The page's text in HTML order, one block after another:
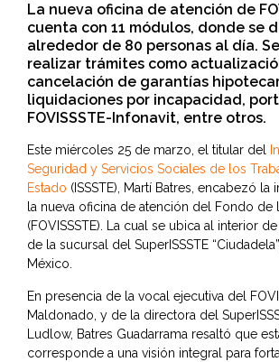
La nueva oficina de atención de
cuenta con 11 módulos, donde se
alrededor de 80 personas al día.
realizar trámites como
cancelación de garantías
liquidaciones por incapacidad,
FOVISSSTE-Infonavit, entre otros.
Este miércoles 25 de marzo, el titular del
Seguridad y Servicios Sociales de los
Estado (ISSSTE), Martí Batres, encabezó la
la nueva oficina de atención del Fondo de
(FOVISSSTE). La cual se ubica al interior
de la sucursal del SuperISSSTE
México.
En presencia de la vocal ejecutiva del
Maldonado, y de la directora del
Ludlow, Batres Guadarrama resaltó que
corresponde a una visión integral para